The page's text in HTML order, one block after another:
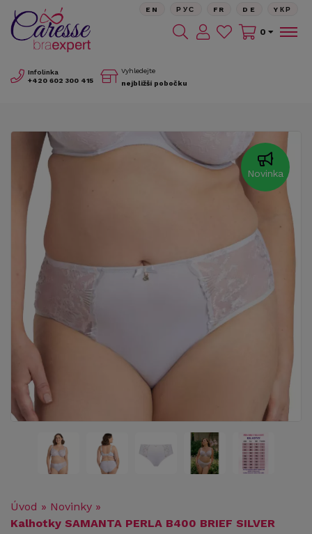
Infolinka
+420 602 300 415
Vyhledejte
nejbližší pobočku
EN РУС FR DE YКР
0
Novinka
Úvod » Novinky »
Kalhotky SAMANTA PERLA B400 BRIEF SILVER